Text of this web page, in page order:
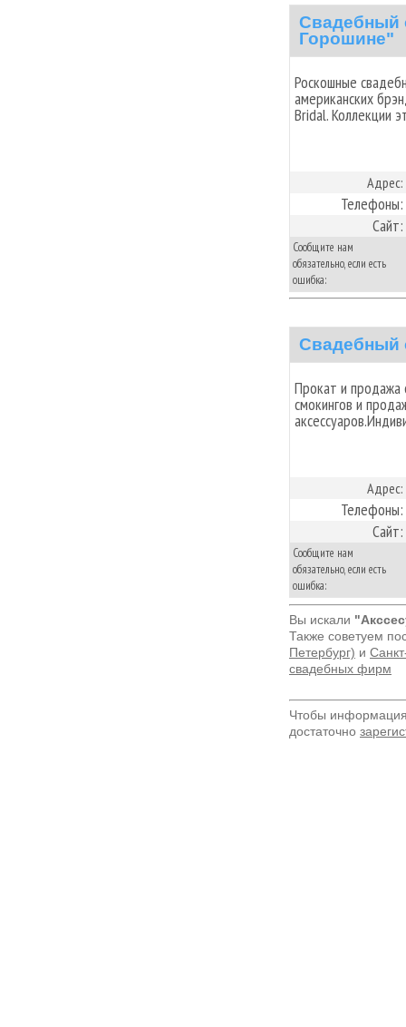
Свадебный
Горошине"
Роскошные
американских
Bridal. Коллекции
Адрес:
Телефоны:
Сайт:
Сообщите нам
обязательно, если есть
ошибка:
Свадебный
Прокат и продажа
смокингов и
Адрес:
Телефоны:
Сайт:
Сообщите нам
обязательно, если есть
ошибка:
Вы искали
Также советуем
Петербург) и
свадебных фирм
Чтобы
достаточно